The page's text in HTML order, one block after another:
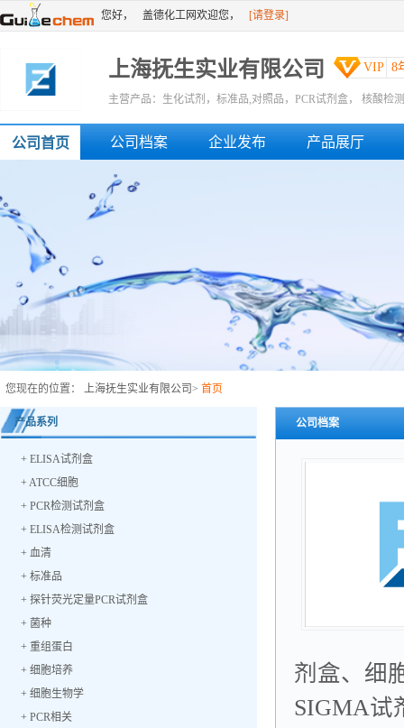
您好， 盖德化工网欢迎您， [请登录]
上海抚生实业有限公司 VIP 8
主营产品：生化试剂，标准品,对照品，PCR试剂盒， 核酸
性检测试剂盒，ELISA试剂盒，酶联免疫检测试剂盒，试剂
公司首页 公司档案 企业发布 产品展厅
您现在的位置： 上海抚生实业有限公司 > 首页
产品系列
+ ELISA试剂盒
+ ATCC细胞
+ PCR检测试剂盒
+ ELISA检测试剂盒
+ 血清
+ 标准品
+ 探针荧光定量PCR试剂盒
+ 菌种
+ 重组蛋白
+ 细胞培养
+ 细胞生物学
+ PCR相关
公司档案
剂盒、细
SIGMA试